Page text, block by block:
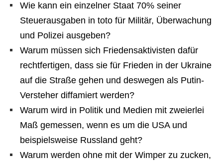
Wie kann ein einzelner Staat 70% seiner
Steuerausgaben in toto für Militär, Überwachung
und Polizei ausgeben?
Warum müssen sich Friedensaktivisten dafür
rechtfertigen, dass sie für Frieden in der Ukraine
auf die Straße gehen und deswegen als Putin-
Versteher diffamiert werden?
Warum wird in Politik und Medien mit zweierlei
Maß gemessen, wenn es um die USA und
beispielsweise Russland geht?
Warum werden ohne mit der Wimper zu zucken,